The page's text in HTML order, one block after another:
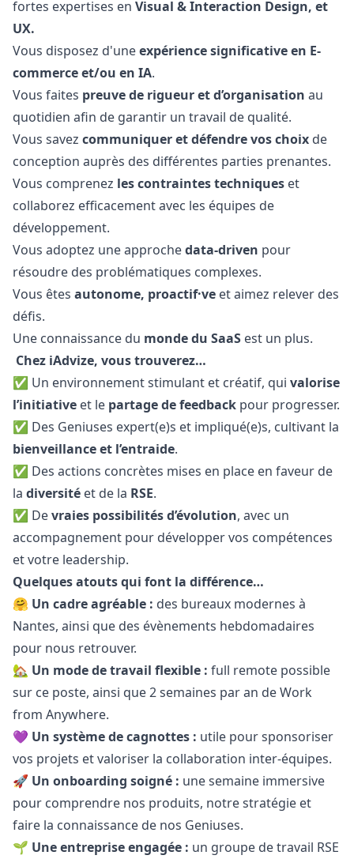
fortes expertises en Visual & Interaction Design, et
UX.
Vous disposez d'uneexpérience significative en E-
commerce et/ou en IA.
Vous faites preuve de rigueur et d’organisation au
quotidien afin de garantir un travail de qualité.
Vous savez communiquer et défendre vos choix de
conception auprès des différentes parties prenantes.
Vous comprenez les contraintes techniques et
collaborez efficacement avec les équipes de
développement.
Vous adoptez une approchedata-driven pour
résoudre des problématiques complexes.
Vous êtes autonome, proactif·ve et aimez relever des
défis.
Une connaissance du monde du SaaS est un plus.
Chez iAdvize, vous trouverez…
✅ Un environnement stimulant et créatif, qui valorise
l’initiative et le partage de feedback pour progresser.
✅ Des Geniuses expert(e)s et impliqué(e)s, cultivant la
bienveillance et l’entraide.
✅ Des actions concrètes mises en place en faveur de
la diversité et de la RSE.
✅ Devraies possibilités d’évolution, avec un
accompagnement pour développer vos compétences
et votre leadership.
Quelques atouts qui font la différence…
🤗 Un cadre agréable : des bureaux modernes à
Nantes, ainsi que des évènements hebdomadaires
pour nous retrouver.
🏡 Un mode de travail flexible : full remote possible
sur ce poste, ainsi que 2 semaines par an de Work
from Anywhere.
💜 Un système de cagnottes : utile pour sponsoriser
vos projets et valoriser la collaboration inter-équipes.
🚀 Un onboarding soigné : une semaine immersive
pour comprendre nos produits, notre stratégie et
faire la connaissance de nos Geniuses.
🌱 Une entreprise engagée : un groupe de travail RSE